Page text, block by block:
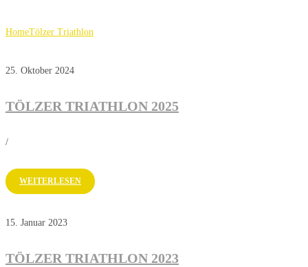
HomeTölzer Triathlon
25. Oktober 2024
TÖLZER TRIATHLON 2025
/
WEITERLESEN
15. Januar 2023
TÖLZER TRIATHLON 2023